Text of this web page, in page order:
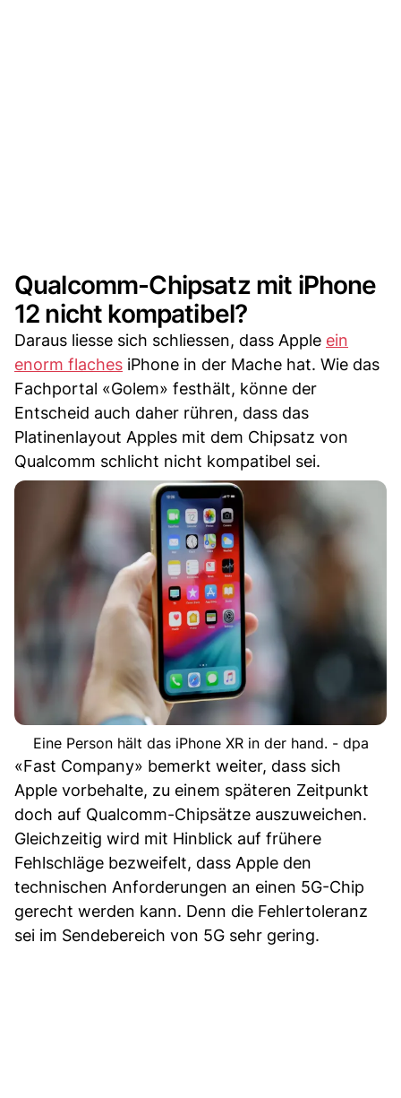
Qualcomm-Chipsatz mit iPhone
12 nicht kompatibel?
Daraus liesse sich schliessen, dass Apple ein
enorm flaches iPhone in der Mache hat. Wie das
Fachportal «Golem» festhält, könne der
Entscheid auch daher rühren, dass das
Platinenlayout Apples mit dem Chipsatz von
Qualcomm schlicht nicht kompatibel sei.
Eine Person hält das iPhone XR in der hand. - dpa
«Fast Company» bemerkt weiter, dass sich
Apple vorbehalte, zu einem späteren Zeitpunkt
doch auf Qualcomm-Chipsätze auszuweichen.
Gleichzeitig wird mit Hinblick auf frühere
Fehlschläge bezweifelt, dass Apple den
technischen Anforderungen an einen 5G-Chip
gerecht werden kann. Denn die Fehlertoleranz
sei im Sendebereich von 5G sehr gering.